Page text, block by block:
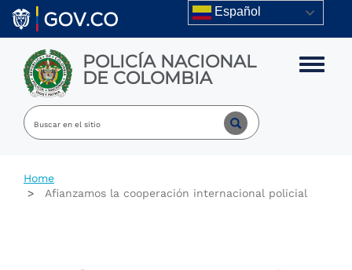
Skip to main content Español
POLICÍA NACIONAL
DE COLOMBIA Toggle
Home
Afianzamos la cooperación internacional policial